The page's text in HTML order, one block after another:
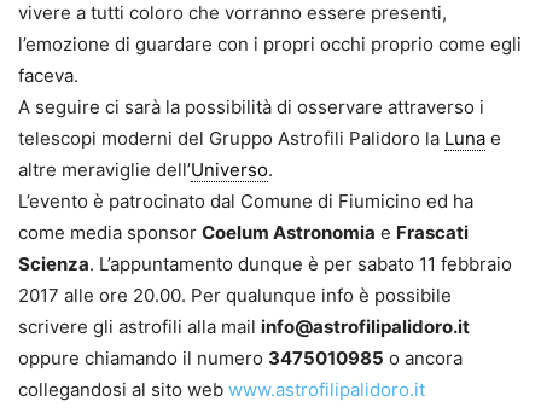
vivere a tutti coloro che vorranno essere presenti,
l’emozione di guardare con i propri occhi proprio come egli
faceva.
A seguire ci sarà la possibilità di osservare attraverso i
telescopi moderni del Gruppo Astrofili Palidoro la Luna e
altre meraviglie dell’Universo.
L’evento è patrocinato dal Comune di Fiumicino ed ha
come media sponsor Coelum Astronomia e Frascati
Scienza. L’appuntamento dunque è per sabato 11 febbraio
2017 alle ore 20.00. Per qualunque info è possibile
scrivere gli astrofili alla mail info@astrofilipalidoro.it
oppure chiamando il numero 3475010985 o ancora
collegandosi al sito web www.astrofilipalidoro.it